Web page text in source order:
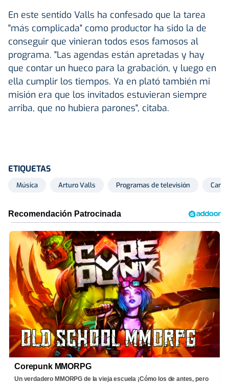
En este sentido Valls ha confesado que la tarea
"más complicada" como productor ha sido la de
conseguir que vinieran todos esos famosos al
programa. "Las agendas están apretadas y hay
que contar un hueco para la grabación, y luego en
ella cumplir los tiempos. Ya en plató también mi
misión era que los invitados estuvieran siempre
arriba, que no hubiera parones", citaba.
ETIQUETAS
Música Arturo Valls Programas de televisión
Corepunk MMORPG
Un verdadero MMORPG de la vieja escuela ¡Cómo los de antes, pero